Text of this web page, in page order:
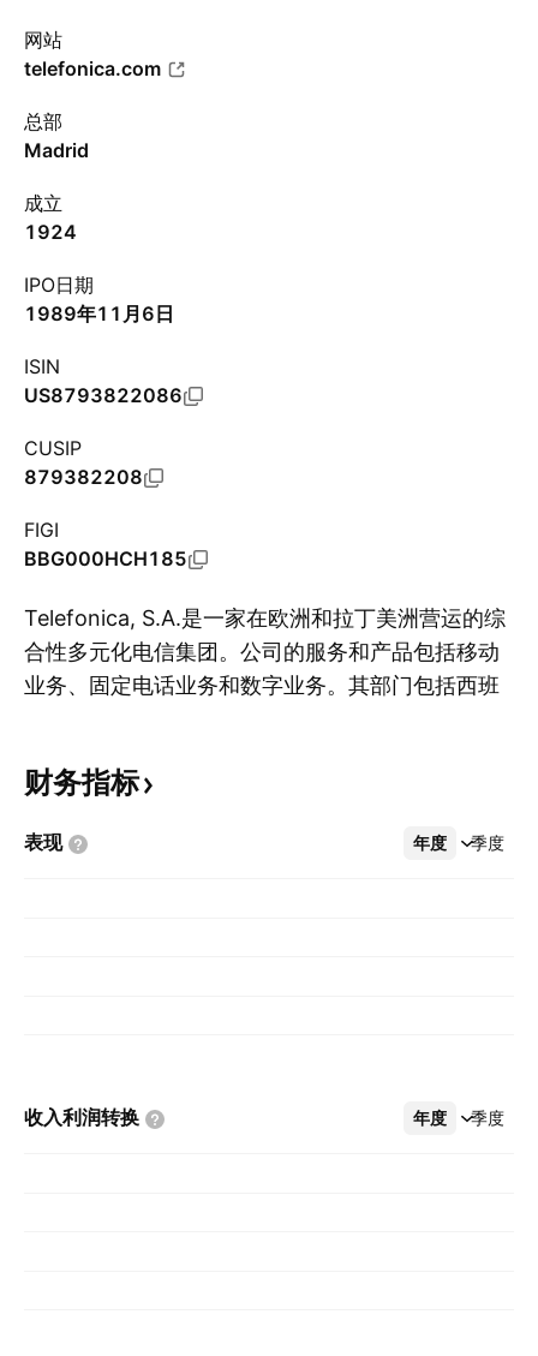
网站
telefonica.com
总部
Madrid
成立
1924
IPO日期
1989年11月6日
ISIN
US8793822086
CUSIP
879382208
FIGI
BBG000HCH185
Telefonica, S.A.是一家在欧洲和拉丁美洲营运的综
合性多元化电信集团。公司的服务和产品包括移动
业务、固定电话业务和数字业务。其部门包括西班
哥伦比亚、墨西哥、委内瑞拉和中美洲、厄瓜多尔
事与有线、无线、电缆、数据、网路和电视(TV)业
财务指标
表现 年度 季度
更多
收入利润转换 年度 季度
更多